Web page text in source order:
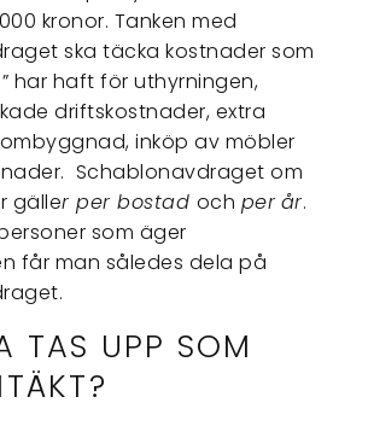
kronor. Tanken med
ska täcka kostnader som
har haft för uthyrningen,
driftskostnader, extra
inköp av möbler
Schablonavdraget om
gäller per bostad och per år.
som äger
får man således dela på
TAS UPP SOM